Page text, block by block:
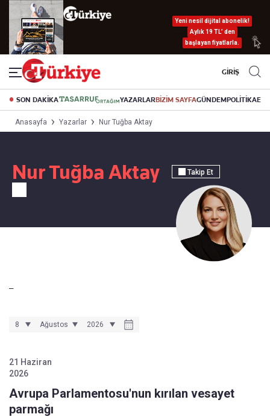
Yeni nesil dijital abonelik!
Aylık 19 TL’ den
başlayan fiyatlarla.
GİRİŞ
SON DAKİKA YAZARLARBİZİM SAYFAGÜNDEMPOLİTİKA
Anasayfa Yazarlar Nur Tuğba Aktay
Nur Tuğba Aktay Takip Et
21 Haziran
2026
Avrupa Parlamentosu'nun kırılan vesayet
parmağı